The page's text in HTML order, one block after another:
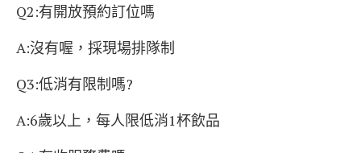
Q2:有開放預約訂位嗎
A:沒有喔，採現場排隊制
Q3:低消有限制嗎?
A:6歲以上，每人限低消1杯飲品